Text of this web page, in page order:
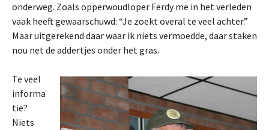
onderweg. Zoals opperwoudloper Ferdy me in het verleden
vaak heeft gewaarschuwd: “Je zoekt overal te veel achter.”
Maar uitgerekend daar waar ik niets vermoedde, daar staken
nou net de addertjes onder het gras.
Te veel
informa
tie?
Niets